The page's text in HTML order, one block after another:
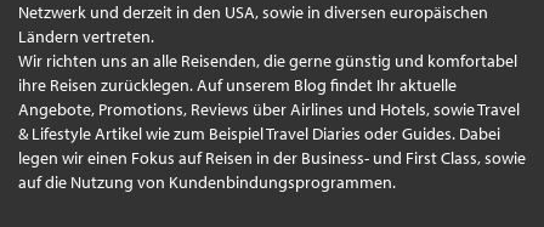
Netzwerk und derzeit in den USA, sowie in diversen europäischen
Ländern vertreten.
Wir richten uns an alle Reisenden, die gerne günstig und komfortabel
ihre Reisen zurücklegen. Auf unserem Blog findet Ihr aktuelle
Angebote, Promotions, Reviews über Airlines und Hotels, sowie Travel
& Lifestyle Artikel wie zum Beispiel Travel Diaries oder Guides. Dabei
legen wir einen Fokus auf Reisen in der Business- und First Class, sowie
auf die Nutzung von Kundenbindungsprogrammen.